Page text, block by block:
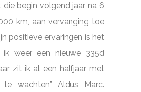
die begin volgend jaar, na 6
km, aan vervanging toe
positieve ervaringen is het
weer een nieuwe 335d
zit ik al een halfjaar met
wachten” Aldus Marc.